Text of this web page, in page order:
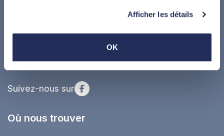
Afficher les détails
OK
Suivez-nous sur
Où nous trouver